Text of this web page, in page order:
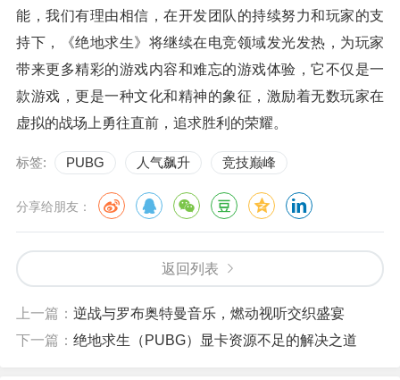
能，我们有理由相信，在开发团队的持续努力和玩家的支
持下，《绝地求生》将继续在电竞领域发光发热，为玩家
带来更多精彩的游戏内容和难忘的游戏体验，它不仅是一
款游戏，更是一种文化和精神的象征，激励着无数玩家在
虚拟的战场上勇往直前，追求胜利的荣耀。
标签: PUBG 人气飙升 竞技巅峰
分享给朋友：
返回列表
上一篇： 逆战与罗布奥特曼音乐，燃动视听交织盛宴
下一篇： 绝地求生（PUBG）显卡资源不足的解决之道